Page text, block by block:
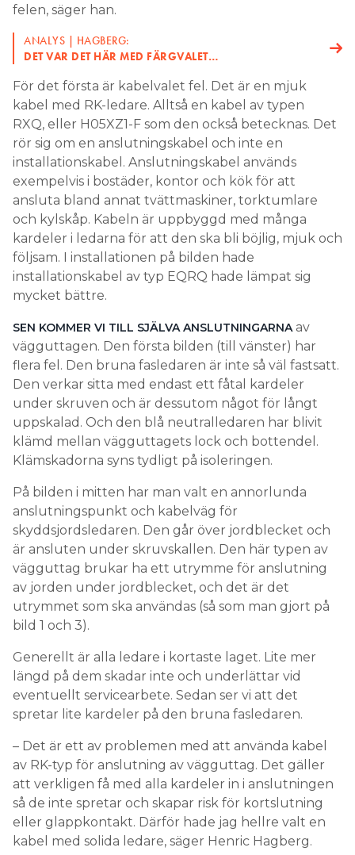
felen, säger han.
ANALYS | HAGBERG:
DET VAR DET HÄR MED FÄRGVALET…
För det första är kabelvalet fel. Det är en mjuk
kabel med RK-ledare. Alltså en kabel av typen
RXQ, eller H05XZ1-F som den också betecknas. Det
rör sig om en anslutningskabel och inte en
installationskabel. Anslutningskabel används
exempelvis i bostäder, kontor och kök för att
ansluta bland annat tvättmaskiner, torktumlare
och kylskåp. Kabeln är uppbyggd med många
kardeler i ledarna för att den ska bli böjlig, mjuk och
följsam. I installationen på bilden hade
installationskabel av typ EQRQ hade lämpat sig
mycket bättre.
SEN KOMMER VI TILL SJÄLVA ANSLUTNINGARNAav
vägguttagen. Den första bilden (till vänster) har
flera fel. Den bruna fasledaren är inte så väl fastsatt.
Den verkar sitta med endast ett fåtal kardeler
under skruven och är dessutom något för långt
uppskalad. Och den blå neutralledaren har blivit
klämd mellan vägguttagets lock och bottendel.
Klämskadorna syns tydligt på isoleringen.
På bilden i mitten har man valt en annorlunda
anslutningspunkt och kabelväg för
skyddsjordsledaren. Den går över jordblecket och
är ansluten under skruvskallen. Den här typen av
vägguttag brukar ha ett utrymme för anslutning
av jorden under jordblecket, och det är det
utrymmet som ska användas (så som man gjort på
bild 1 och 3).
Generellt är alla ledare i kortaste laget. Lite mer
längd på dem skadar inte och underlättar vid
eventuellt servicearbete. Sedan ser vi att det
spretar lite kardeler på den bruna fasledaren.
– Det är ett av problemen med att använda kabel
av RK-typ för anslutning av vägguttag. Det gäller
att verkligen få med alla kardeler in i anslutningen
så de inte spretar och skapar risk för kortslutning
eller glappkontakt. Därför hade jag hellre valt en
kabel med solida ledare, säger Henric Hagberg.